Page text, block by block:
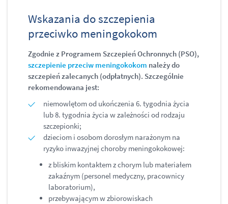
Wskazania do szczepienia
przeciwko meningokokom
Zgodnie z Programem Szczepień Ochronnych (PSO),
szczepienie przeciw meningokokom należy do
szczepień zalecanych (odpłatnych). Szczególnie
rekomendowana jest:
niemowlętom od ukończenia 6. tygodnia życia
lub 8. tygodnia życia w zależności od rodzaju
szczepionki;
dzieciom i osobom dorosłym narażonym na
ryzyko inwazyjnej choroby meningokokowej:
z bliskim kontaktem z chorym lub materiałem
zakaźnym (personel medyczny, pracownicy
laboratorium),
przebywającym w zbiorowiskach